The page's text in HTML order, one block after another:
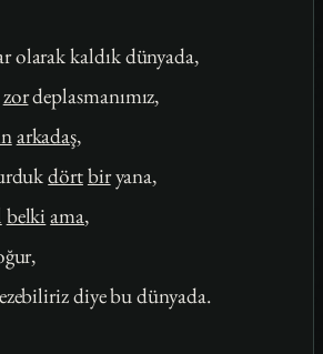
olarak kaldık dünyada,
zordeplasmanımız,
arkadaş,
dörtbiryana,
belki ama,
diye bu dünyada.